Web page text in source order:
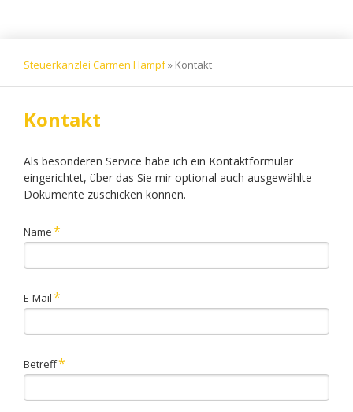
Steuerkanzlei Carmen Hampf» Kontakt
Kontakt
Als besonderen Service habe ich ein Kontaktformular
eingerichtet, über das Sie mir optional auch ausgewählte
Dokumente zuschicken können.
Pflichtfeld
Name*
Pflichtfeld
E-Mail*
Pflichtfeld
Betreff*